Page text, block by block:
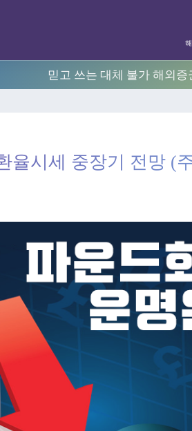
믿고 쓰는 대체 불가 해외증
율시세 중장기 전망 (